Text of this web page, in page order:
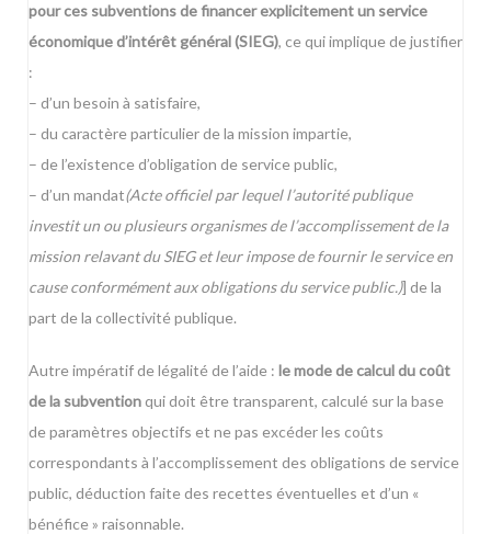
pour ces subventions de financer explicitement un service
économique d’intérêt général (SIEG), ce qui implique de justifier
:
– d’un besoin à satisfaire,
– du caractère particulier de la mission impartie,
– de l’existence d’obligation de service public,
– d’un mandat(Acte officiel par lequel l’autorité publique
investit un ou plusieurs organismes de l’accomplissement de la
mission relavant du SIEG et leur impose de fournir le service en
cause conformément aux obligations du service public.)] de la
part de la collectivité publique.
Autre impératif de légalité de l’aide : le mode de calcul du coût
de la subventionqui doit être transparent, calculé sur la base
de paramètres objectifs et ne pas excéder les coûts
correspondants à l’accomplissement des obligations de service
public, déduction faite des recettes éventuelles et d’un «
bénéfice » raisonnable.